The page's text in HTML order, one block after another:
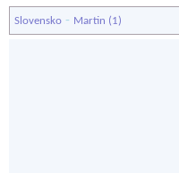
Slovensko - Martin (1)